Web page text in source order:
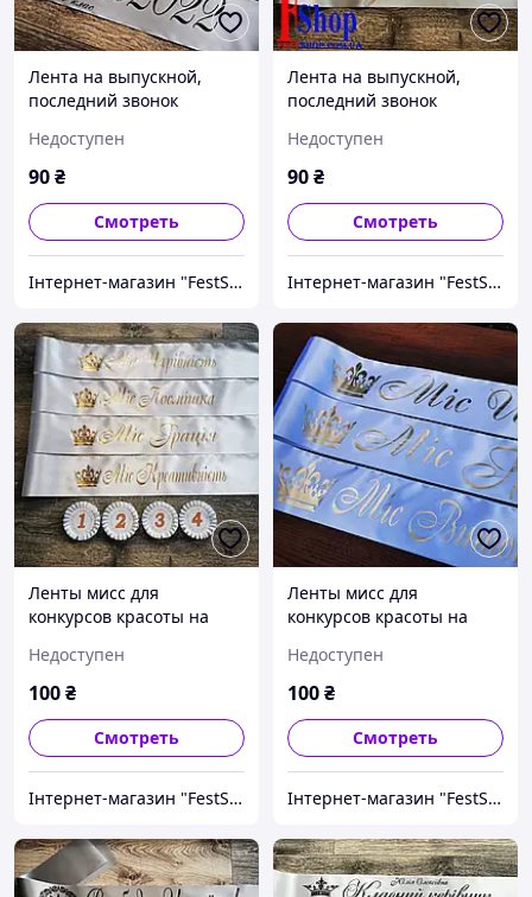
Лента на выпускной,
последний звонок
Серебрянная
Недоступен
90₴
Смотреть
Інтернет-магазин "FestShop"
Лента на выпускной,
последний звонок
Серебрянная
Недоступен
90₴
Смотреть
Інтернет-магазин "FestShop"
Ленты мисс для
конкурсов красоты на
Недоступен
100₴
Смотреть
Інтернет-магазин "FestShop"
Ленты мисс для
конкурсов красоты на
Недоступен
100₴
Смотреть
Інтернет-магазин "FestShop"